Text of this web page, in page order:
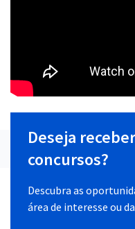
Deseja
concursos?
Descubra as
área de interesse ou